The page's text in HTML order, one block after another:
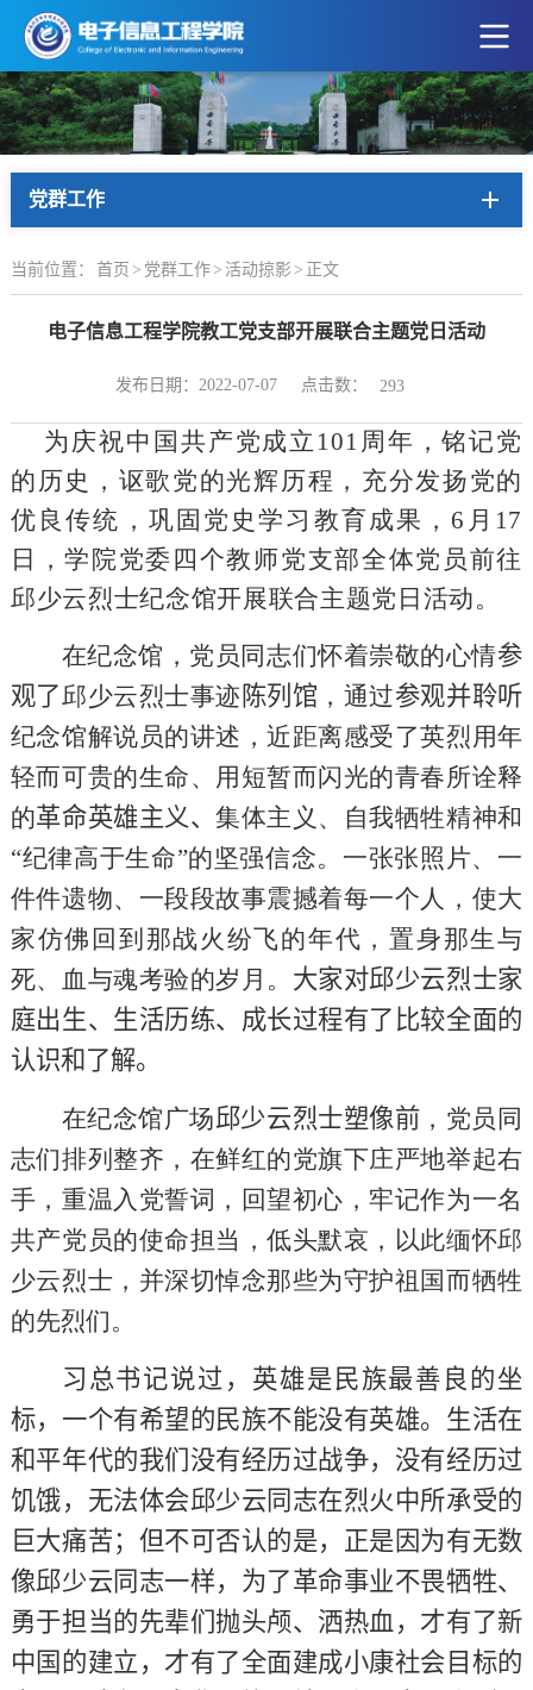
党群工作
当前位置： 首页 > 党群工作> 活动掠影 > 正文
电子信息工程学院教工党支部开展联合主题党日活动
发布日期：2022-07-07 点击数： 293
为庆祝中国共产党成立 101 周年，铭记党
的历史，讴歌党的光辉历程，充分发扬党的
优良传统，巩固党史学习教育成果， 6 月 17
日，学院党委四个教师党支部全体党员前往
邱少云烈士纪念馆开展联合主题党日活动。
在纪念馆，党员同志们怀着崇敬的心情参
观了邱少云烈士事迹 陈列馆 ，通过参观并聆听
纪念馆解说员的讲述，近距离感受了英烈用年
轻而可贵的生命、用短暂而闪光的青春所诠释
的革命英雄主义、集体主义、自我牺牲精神和
“纪律高于生命”的坚强信念。一张张照片、一
件件遗物、一段段故事震撼着每一个人，使大
家仿佛回到那战火纷飞的年代，置身那生与
死、血与魂考验的岁月。 大家对邱少云烈士家
庭出生、生活历练、成长过程有了比较全面的
认识和了解。
在纪念馆广场邱少云烈士塑像前 ，党员同
志们排列整齐，在鲜红的党旗下庄严地举起右
手，重温入党誓词，回望初心，牢记作为一名
共产党员的使命担当，低头默哀，以此缅怀邱
少云烈士，并深切悼念那些为守护祖国而牺牲
的先烈们。
习总书记说过，英雄是民族最善良的坐
标，一个有希望的民族不能没有英雄。生活在
和平年代的我们没有经历过战争，没有经历过
饥饿，无法体会邱少云同志在烈火中所承受的
巨大痛苦；但不可否认的是，正是因为有无数
像邱少云同志一样，为了革命事业不畏牺牲、
勇于担当的先辈们抛头颅、洒热血，才有了新
中国的建立，才有了全面建成小康社会目标的